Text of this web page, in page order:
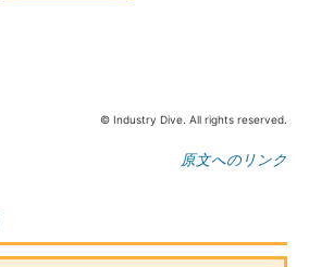
© Industry Dive. All rights reserved.
原文へのリンク